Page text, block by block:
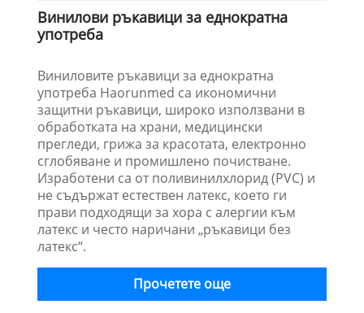
Винилови ръкавици за еднократна
употреба
Виниловите ръкавици за еднократна
употреба Haorunmed са икономични
защитни ръкавици, широко използвани в
обработката на храни, медицински
прегледи, грижа за красотата, електронно
сглобяване и промишлено почистване.
Изработени са от поливинилхлорид (PVC) и
не съдържат естествен латекс, което ги
прави подходящи за хора с алергии към
латекс и често наричани „ръкавици без
латекс“.
Прочетете още